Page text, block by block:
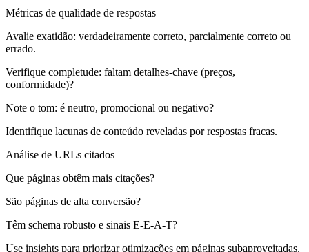
Métricas de qualidade de respostas
Avalie exatidão: verdadeiramente correto, parcialmente correto ou
errado.
Verifique completude: faltam detalhes-chave (preços,
conformidade)?
Note o tom: é neutro, promocional ou negativo?
Identifique lacunas de conteúdo reveladas por respostas fracas.
Análise de URLs citados
Que páginas obtêm mais citações?
São páginas de alta conversão?
Têm schema robusto e sinais E-E-A-T?
Use insights para priorizar otimizações em páginas subaproveitadas.